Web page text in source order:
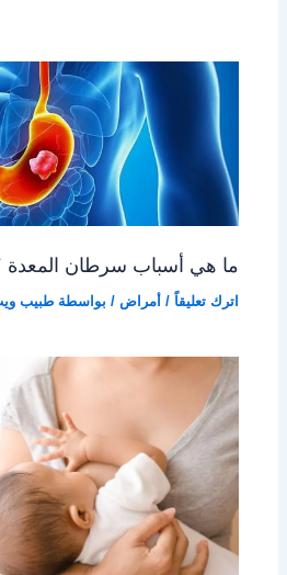
ما هي أسباب سرطان المعدة
اترك تعليقاً / أمراض / بواسطة طبيب